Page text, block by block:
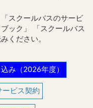
スクールバスのサービ
ック」 「スクールバス
ください。
み（2026年度）
ービス契約